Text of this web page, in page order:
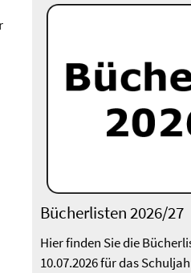
Bücherlisten 2026/27
Hier finden Sie die
10.07.2026 für das